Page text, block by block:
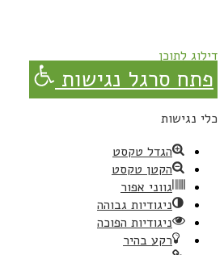
דילוג לתוכן
פתח סרגל נגישות
כלי נגישות
הגדל טקסט
הקטן טקסט
גווני אפור
ניגודיות גבוהה
ניגודיות הפוכה
רקע בהיר